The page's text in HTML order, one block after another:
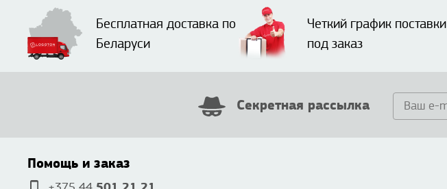
Бесплатная доставка по
Беларуси
Четкий график поставки
под заказ
Секретная рассылка
Помощь и заказ